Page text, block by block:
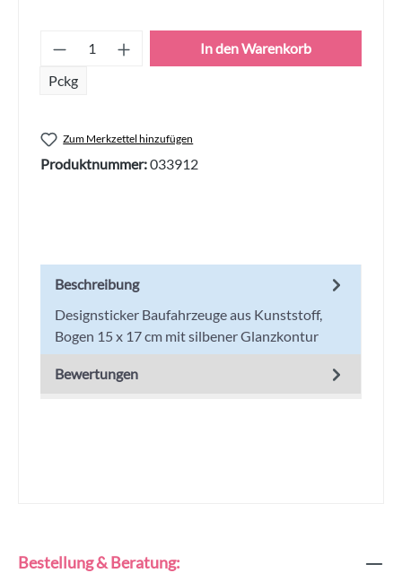
Produkt Anzahl: Gib den gewünschten
Pckg
In den Warenkorb
Zum Merkzettel hinzufügen
Produktnummer:033912
Beschreibung
Designsticker Baufahrzeuge aus Kunststoff,
Bogen 15 x 17 cm mit silbener Glanzkontur
Bewertungen
Bestellung & Beratung: